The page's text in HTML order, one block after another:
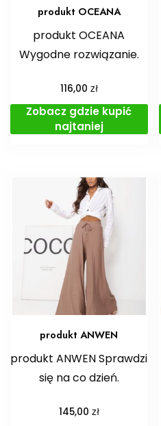
produkt OCEANA
produkt OCEANA
Wygodne rozwiązanie.
116,00 zł
Zobacz gdzie kupić
najtaniej
produkt ANWEN
produkt ANWEN Sprawdzi
się na co dzień.
145,00 zł